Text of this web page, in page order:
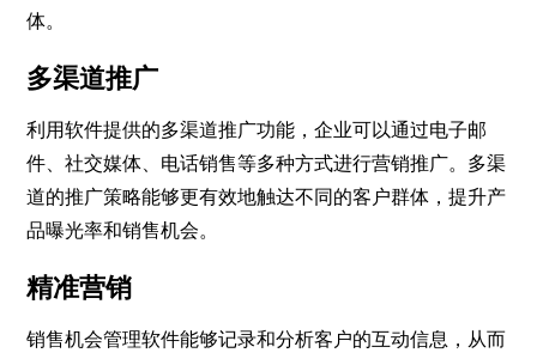
体。
多渠道推广
利用软件提供的多渠道推广功能，企业可以通过电子邮
件、社交媒体、电话销售等多种方式进行营销推广。多渠
道的推广策略能够更有效地触达不同的客户群体，提升产
品曝光率和销售机会。
精准营销
销售机会管理软件能够记录和分析客户的互动信息，从而